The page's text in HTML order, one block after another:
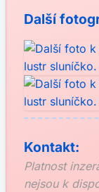
Další
Kontakt:
Platnost
nejsou k